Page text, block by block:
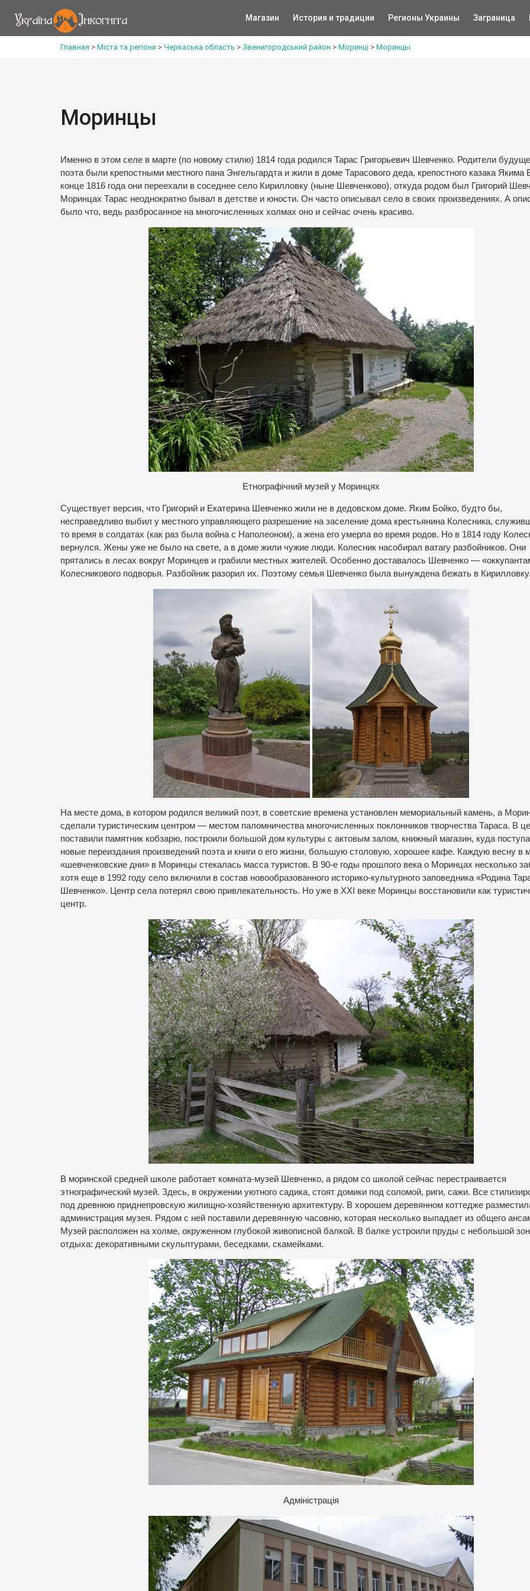
Магазин История и традиции Регионы Украины Заграница
Главная > Міста та регіони > Черкаська область > Звенигородський район > Моринці > Моринцы
Моринцы
Именно в этом селе в марте (по новому стилю) 1814 года родился Тарас Григорьевич Шевченко. Родители
поэта были крепостными местного пана Энгельгардта и жили в доме Тарасового деда, крепостного казака Якима
конце 1816 года они переехали в соседнее село Кирилловку (ныне Шевченково), откуда родом был Григорий
Моринцах Тарас неоднократно бывал в детстве и юности. Он часто описывал село в своих произведениях. А
было что, ведь разбросанное на многочисленных холмах оно и сейчас очень красиво.
Етнографічний музей у Моринцях
Существует версия, что Григорий и Екатерина Шевченко жили не в дедовском доме. Яким Бойко, будто бы,
несправедливо выбил у местного управляющего разрешение на заселение дома крестьянина Колесника,
то время в солдатах (как раз была война с Наполеоном), а жена его умерла во время родов. Но в 1814 году
вернулся. Жены уже не было на свете, а в доме жили чужие люди. Колесник насобирал ватагу разбойников. Они
прятались в лесах вокруг Моринцев и грабили местных жителей. Особенно доставалось Шевченко —
Колесникового подворья. Разбойник разорил их. Поэтому семья Шевченко была вынуждена бежать в Кирилловку.
На месте дома, в котором родился великий поэт, в советские времена установлен мемориальный камень, а
сделали туристическим центром — местом паломничества многочисленных поклонников творчества Тараса. В
поставили памятник кобзарю, построили большой дом культуры с актовым залом, книжный магазин, куда
новые переиздания произведений поэта и книги о его жизни, большую столовую, хорошее кафе. Каждую весну в
«шевченковские дни» в Моринцы стекалась масса туристов. В 90-е годы прошлого века о Моринцах несколько
хотя еще в 1992 году село включили в состав новообразованного историко-культурного заповедника «Родина
Шевченко». Центр села потерял свою привлекательность. Но уже в XXI веке Моринцы восстановили как
центр.
В моринской средней школе работает комната-музей Шевченко, а рядом со школой сейчас перестраивается
этнографический музей. Здесь, в окружении уютного садика, стоят домики под соломой, риги, сажи. Все
под древнюю приднепровскую жилищно-хозяйственную архитектуру. В хорошем деревянном коттедже
администрация музея. Рядом с ней поставили деревянную часовню, которая несколько выпадает из общего
Музей расположен на холме, окруженном глубокой живописной балкой. В балке устроили пруды с небольшой
отдыха: декоративными скульптурами, беседками, скамейками.
Адміністрація